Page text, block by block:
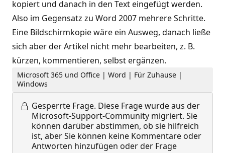
kopiert und danach in den Text eingefügt werden.
Also im Gegensatz zu Word 2007 mehrere Schritte.
Eine Bildschirmkopie wäre ein Ausweg, danach ließe
sich aber der Artikel nicht mehr bearbeiten, z. B.
kürzen, kommentieren, selbst ergänzen.
Microsoft 365 und Office | Word | Für Zuhause |
Windows
Gesperrte Frage. Diese Frage wurde aus der
Microsoft-Support-Community migriert. Sie
können darüber abstimmen, ob sie hilfreich
ist, aber Sie können keine Kommentare oder
Antworten hinzufügen oder der Frage